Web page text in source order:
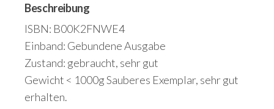
Ingrisch,
Lotte;
Nemec,
Helmut:
Bauerngärten.
Das
Beschreibung
ISBN: B00K2FNWE4
Einband: Gebundene Ausgabe
Zustand: gebraucht, sehr gut
Gewicht < 1000g Sauberes Exemplar, sehr gut
erhalten.